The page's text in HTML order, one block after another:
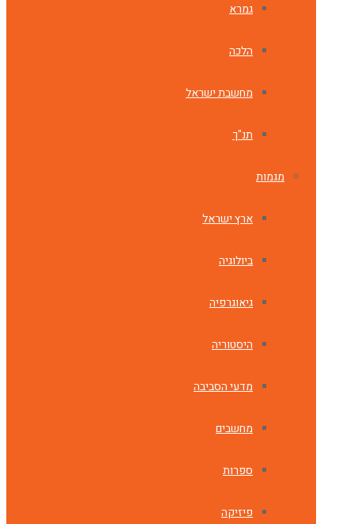
גמרא
הלכה
מחשבת ישראל
תנ"ך
מגמות
ארץ ישראל
ביולוגיה
גיאוגרפיה
היסטוריה
מדעי הסביבה
מחשבים
ספרות
פיזיקה